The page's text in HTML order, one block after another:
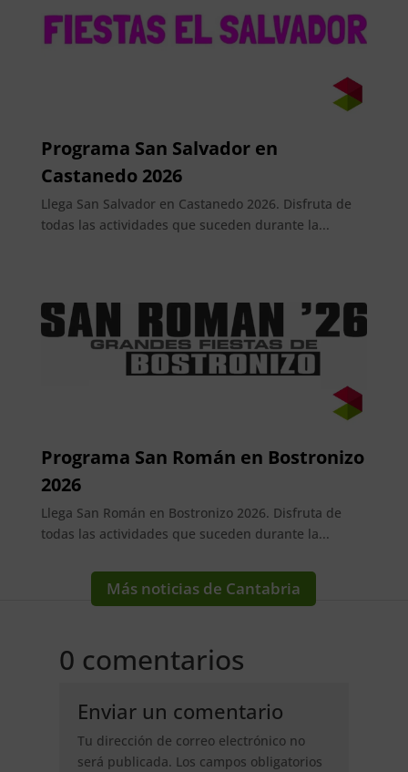
Programa San Salvador en
Castanedo 2026
Llega San Salvador en Castanedo 2026. Disfruta de
todas las actividades que suceden durante la...
Programa San Román en Bostronizo
2026
Llega San Román en Bostronizo 2026. Disfruta de
todas las actividades que suceden durante la...
Más noticias de Cantabria
0 comentarios
Enviar un comentario
Tu dirección de correo electrónico no
será publicada. Los campos obligatorios